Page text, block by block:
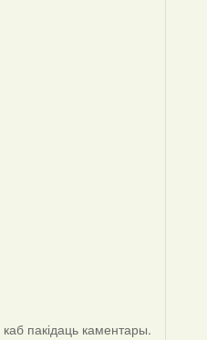
каб пакідаць каментары.